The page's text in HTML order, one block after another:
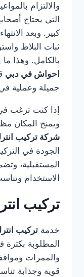
والالتزام
التي يحتاج
كبير. وبعد
ثبات البلاط
بالكامل. وهذا ما
احواش في دبي
جميلة وعملية
إذا كنت ترغب
ويمنح المكان
شركة تركيب
الجودة في
المستقبلية،
الاستخدام
تركيب
خدمة تركيب
المطلوبة بكثرة
والممرات
قوية وجذابة